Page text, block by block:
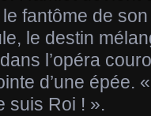
fantôme de
le destin
l’opéra
d’une épée.
suis Roi ! ».